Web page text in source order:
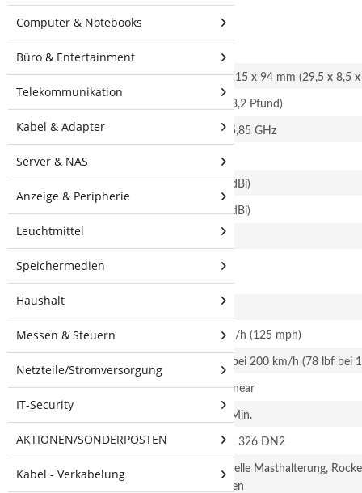
Computer & Notebooks
Büro & Entertainment
Telekommunikation
Kabel & Adapter
Server & NAS
Anzeige & Peripherie
Leuchtmittel
Speichermedien
Haushalt
Messen & Steuern
Netzteile/Stromversorgung
IT-Security
AKTIONEN/SONDERPOSTEN
Kabel - Verkabelung
AM-5AC22-45
Maße 750 x 215 x 94 mm (29,5 x 8,5 x
6 kg (13,2 Pfund)
Frequenzbereich 5,10 - 5,85 GHz
Gewinnen 22 dBi
45° (6 dBi)
VPOL-Strahlbreite 45° (6 dBi)
Elektrische Strahlbreite
Elektrische
Abwärtsneigung
Windüberlebensfähigkeit 200 km/h (125 mph)
347 N bei 200 km/h (78 lbf bei
Polarisation Dual-Linear
30 dB Min.
ETSI-Spezifikation EN 302 326 DN2
Montage
Universelle Masthalterung,
enthalten